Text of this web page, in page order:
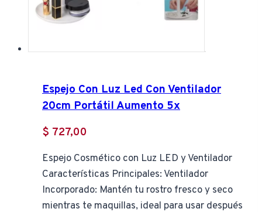
Espejo Con Luz Led Con Ventilador
20cm Portátil Aumento 5x
$ 727,00
Espejo Cosmético con Luz LED y Ventilador
Características Principales: Ventilador
Incorporado: Mantén tu rostro fresco y seco
mientras te maquillas, ideal para usar después